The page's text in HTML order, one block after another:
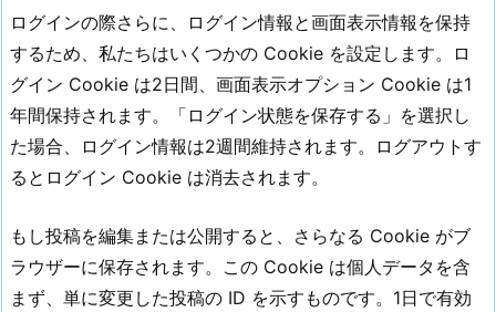
ログインの際さらに、ログイン情報と画面表示情報を保持
するため、私たちはいくつかの Cookie を設定します。ロ
グイン Cookie は2日間、画面表示オプション Cookie は1
年間保持されます。「ログイン状態を保存する」を選択し
た場合、ログイン情報は2週間維持されます。ログアウトす
るとログイン Cookie は消去されます。
もし投稿を編集または公開すると、さらなる Cookie がブ
ラウザーに保存されます。この Cookie は個人データを含
まず、単に変更した投稿の ID を示すものです。1日で有効